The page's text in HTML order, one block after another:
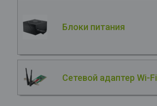
Блоки питания
Сетевой адаптер Wi-Fi